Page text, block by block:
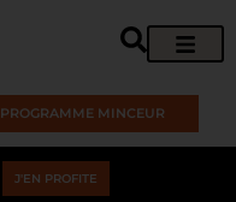
PROGRAMME MINCEUR
J'EN PROFITE